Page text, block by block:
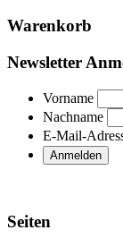
Warenkorb
Newsletter
Vorname
Nachname
E-Mail-
Seiten